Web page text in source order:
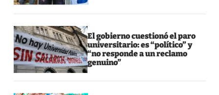
El gobierno cuestionó el paro
universitario: es “político” y
“no responde a un reclamo
genuino”